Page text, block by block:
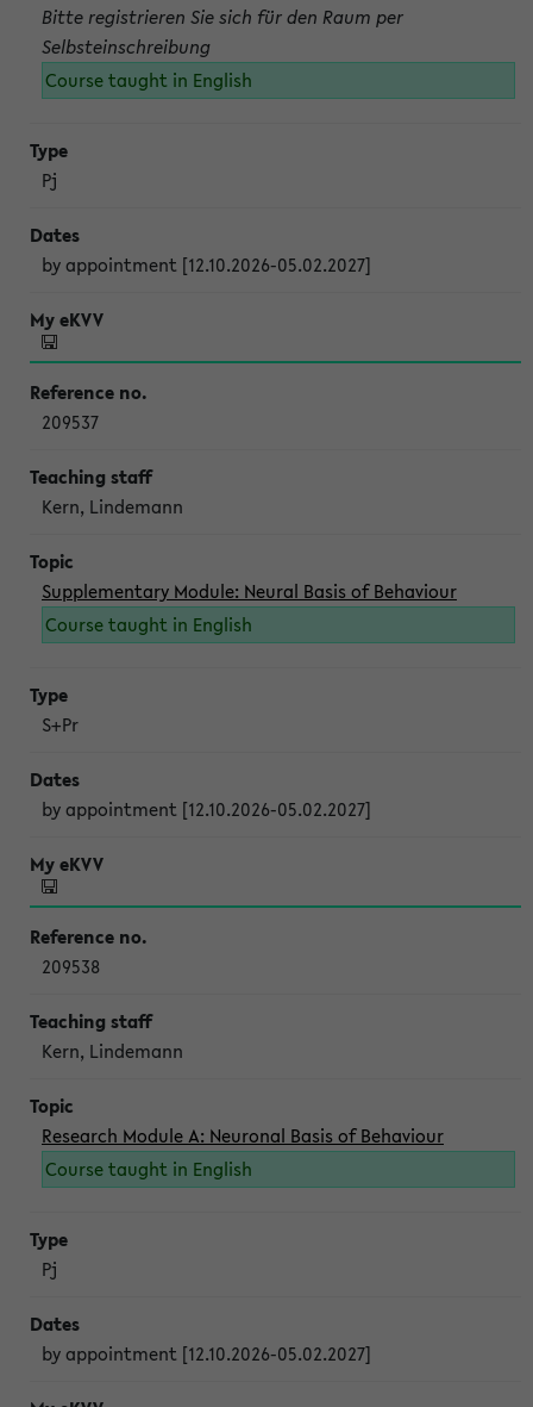
Bitte registrieren Sie sich für den Raum per
Selbsteinschreibung
Course taught in English
Pj
by appointment [12.10.2026-05.02.2027]
209537
Kern, Lindemann
Supplementary Module: Neural Basis of Behaviour
Course taught in English
S+Pr
by appointment [12.10.2026-05.02.2027]
209538
Kern, Lindemann
Research Module A: Neuronal Basis of Behaviour
Course taught in English
Pj
by appointment [12.10.2026-05.02.2027]